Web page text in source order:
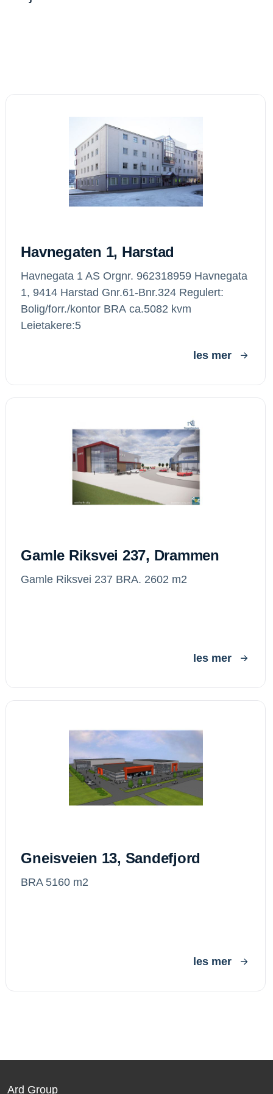
Havnegaten 1, Harstad
Havnegaten 1, Harstad
Havnegata 1 AS Orgnr. 962318959 Havnegata
1, 9414 Harstad Gnr.61-Bnr.324 Regulert:
Bolig/forr./kontor BRA ca.5082 kvm
Leietakere:5
les mer
Gamle Riksvei 237, Drammen
Gamle Riksvei 237, Drammen
Gamle Riksvei 237 BRA. 2602 m2
les mer
Gneisveien 13, Sandefjord
Gneisveien 13, Sandefjord
BRA 5160 m2
les mer
Ard Group